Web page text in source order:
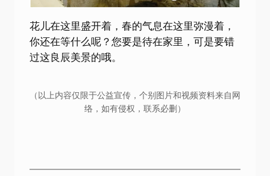
花儿在这里盛开着，春的气息在这里弥漫着，
你还在等什么呢？您要是待在家里，可是要错
过这良辰美景的哦。
（以上内容仅限于公益宣传，个别图片和视频资料来自网
络，如有侵权，联系必删）